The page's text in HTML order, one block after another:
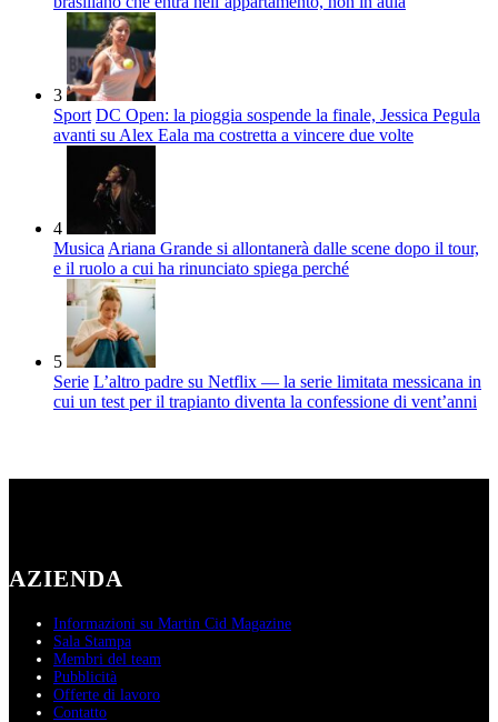
3
Sport DC Open: la pioggia sospende la finale, Jessica Pegula
avanti su Alex Eala ma costretta a vincere due volte
4
Musica Ariana Grande si allontanerà dalle scene dopo il tour,
e il ruolo a cui ha rinunciato spiega perché
5
Serie L’altro padre su Netflix — la serie limitata messicana in
cui un test per il trapianto diventa la confessione di vent’anni
AZIENDA
Informazioni su Martin Cid Magazine
Sala Stampa
Membri del team
Pubblicità
Offerte di lavoro
Contatto